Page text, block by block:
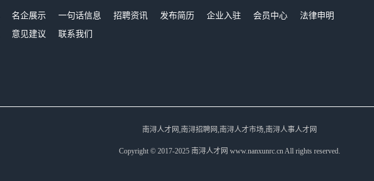
名企展示 一句话信息 招聘资讯 发布简历 企业入驻 会员中心
法律申明
意见建议 联系我们
南浔人才网,南浔招聘网,南浔人才市场,南浔人事人才网
Copyright © 2017-2025 南浔人才网 www.nanxunrc.cn All rights reserved.